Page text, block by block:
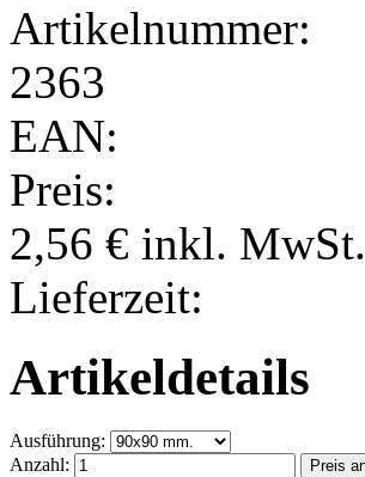
Artikelnummer:
2363
EAN:
Preis:
2,56 € inkl. MwSt.
Lieferzeit:
Artikeldetails
Ausführung:
Anzahl: